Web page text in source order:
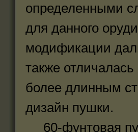
определенными
для данного
модификации
также
более длинным
дизайн пушки.
60-фунтовая